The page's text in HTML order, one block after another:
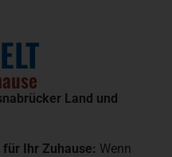
Land und
Ihr Zuhause: Wenn